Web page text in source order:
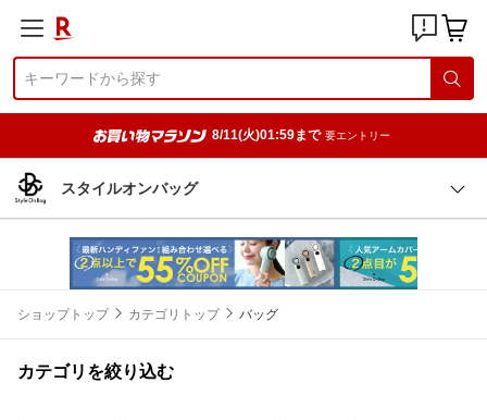
8/11(火)01:59まで 要エントリー
スタイルオンバッグ
ショップトップ カテゴリトップ バッグ
カテゴリを絞り込む